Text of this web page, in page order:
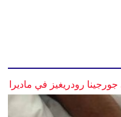
رودريغيز في ماديرا